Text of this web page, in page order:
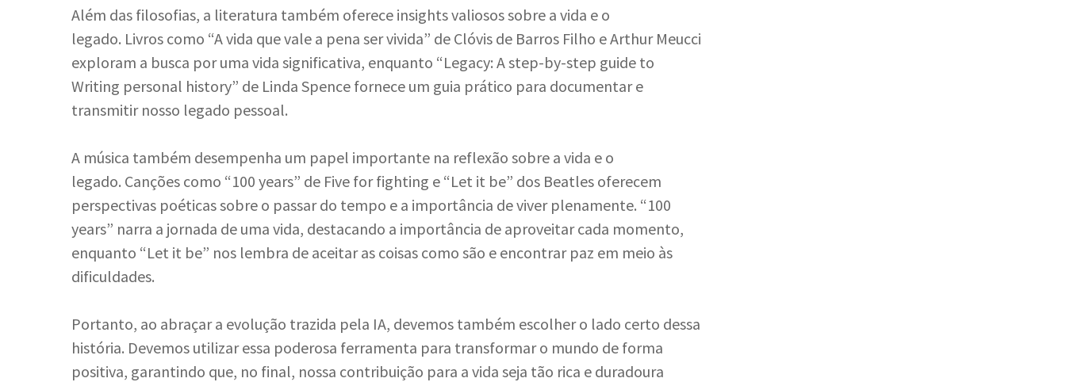
Além das filosofias, a literatura também oferece insights valiosos sobre a vida e o
legado. Livros como “A vida que vale a pena ser vivida” de Clóvis de Barros Filho e Arthur Meucci
exploram a busca por uma vida significativa, enquanto “Legacy: A step-by-step guide to
Writing personal history” de Linda Spence fornece um guia prático para documentar e
transmitir nosso legado pessoal.
A música também desempenha um papel importante na reflexão sobre a vida e o
legado. Canções como “100 years” de Five for fighting e “Let it be” dos Beatles oferecem
perspectivas poéticas sobre o passar do tempo e a importância de viver plenamente. “100
years” narra a jornada de uma vida, destacando a importância de aproveitar cada momento,
enquanto “Let it be” nos lembra de aceitar as coisas como são e encontrar paz em meio às
dificuldades.
Portanto, ao abraçar a evolução trazida pela IA, devemos também escolher o lado certo dessa
história. Devemos utilizar essa poderosa ferramenta para transformar o mundo de forma
positiva, garantindo que, no final, nossa contribuição para a vida seja tão rica e duradoura